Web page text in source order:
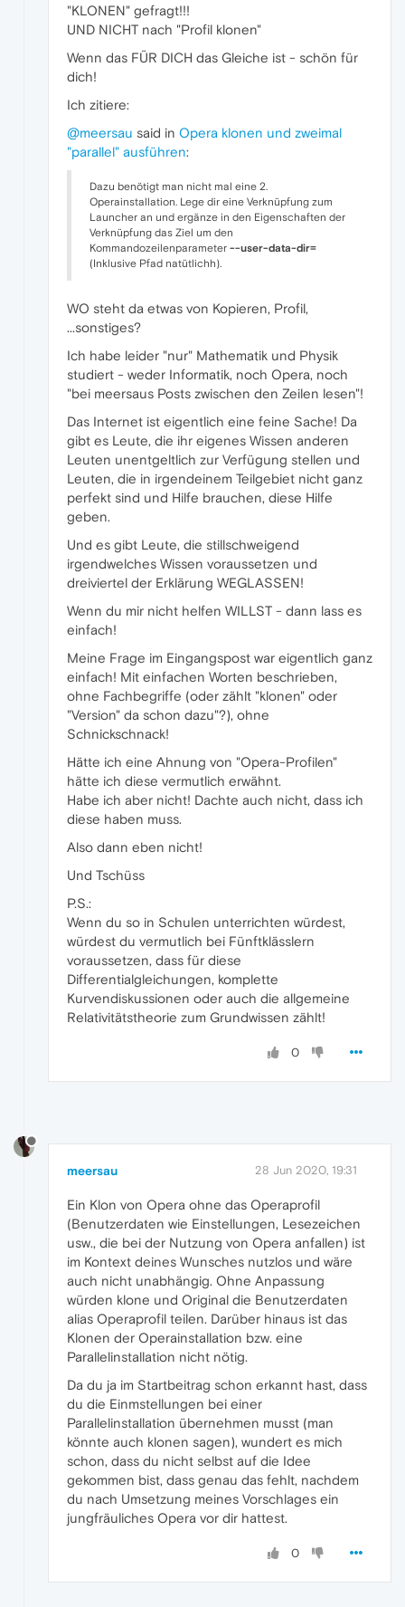
"KLONEN" gefragt!!!
UND NICHT nach "Profil klonen"
Wenn das FÜR DICH das Gleiche ist - schön für
dich!
Ich zitiere:
@meersau said in Opera klonen und zweimal
"parallel" ausführen:
Dazu benötigt man nicht mal eine 2.
Operainstallation. Lege dir eine Verknüpfung zum
Launcher an und ergänze in den Eigenschaften der
Verknüpfung das Ziel um den
Kommandozeilenparameter --user-data-dir=
(Inklusive Pfad natütlichh).
WO steht da etwas von Kopieren, Profil,
...sonstiges?
Ich habe leider "nur" Mathematik und Physik
studiert - weder Informatik, noch Opera, noch
"bei meersaus Posts zwischen den Zeilen lesen"!
Das Internet ist eigentlich eine feine Sache! Da
gibt es Leute, die ihr eigenes Wissen anderen
Leuten unentgeltlich zur Verfügung stellen und
Leuten, die in irgendeinem Teilgebiet nicht ganz
perfekt sind und Hilfe brauchen, diese Hilfe
geben.
Und es gibt Leute, die stillschweigend
irgendwelches Wissen voraussetzen und
dreiviertel der Erklärung WEGLASSEN!
Wenn du mir nicht helfen WILLST - dann lass es
einfach!
Meine Frage im Eingangspost war eigentlich ganz
einfach! Mit einfachen Worten beschrieben,
ohne Fachbegriffe (oder zählt "klonen" oder
"Version" da schon dazu"?), ohne
Schnickschnack!
Hätte ich eine Ahnung von "Opera-Profilen"
hätte ich diese vermutlich erwähnt.
Habe ich aber nicht! Dachte auch nicht, dass ich
diese haben muss.
Also dann eben nicht!
Und Tschüss
P.S.:
Wenn du so in Schulen unterrichten würdest,
würdest du vermutlich bei Fünftklässlern
voraussetzen, dass für diese
Differentialgleichungen, komplette
Kurvendiskussionen oder auch die allgemeine
Relativitätstheorie zum Grundwissen zählt!
0
meersau 28 Jun 2020, 19:31
Ein Klon von Opera ohne das Operaprofil
(Benutzerdaten wie Einstellungen, Lesezeichen
usw., die bei der Nutzung von Opera anfallen) ist
im Kontext deines Wunsches nutzlos und wäre
auch nicht unabhängig. Ohne Anpassung
würden klone und Original die Benutzerdaten
alias Operaprofil teilen. Darüber hinaus ist das
Klonen der Operainstallation bzw. eine
Parallelinstallation nicht nötig.
Da du ja im Startbeitrag schon erkannt hast, dass
du die Einmstellungen bei einer
Parallelinstallation übernehmen musst (man
könnte auch klonen sagen), wundert es mich
schon, dass du nicht selbst auf die Idee
gekommen bist, dass genau das fehlt, nachdem
du nach Umsetzung meines Vorschlages ein
jungfräuliches Opera vor dir hattest.
0